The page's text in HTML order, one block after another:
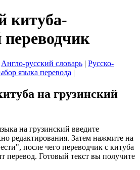
китуба-
переводчик
Англо-русский словарь | Русско-
языка перевода |
на грузинский
на грузинский введите
редактирования. Затем нажмите на
после чего переводчик с китуба
перевод. Готовый текст вы получите